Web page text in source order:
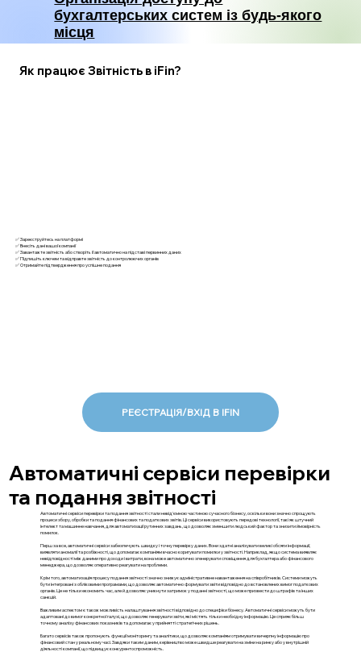
бухгалтерських систем із будь-якого
місця
Як працює Звітність в iFin?
✅ Зареєструйтесь на платформі
✅ Внесіть дані вашої компанії
✅ Завантажте звітність або створіть її автоматично на підставі первинних даних
✅ Підпишіть ключем та відправте звітність до контролюючих органів
✅ Отримайте підтвердження про успішне подання
РЕЄСТРАЦІЯ/ВХІД В IFIN
Автоматичні сервіси перевірки
та подання звітності
Автоматичні сервіси перевірки та подання звітності стали невід'ємною частиною сучасного бізнесу, оскільки вони значно спрощують
процеси збору, обробки та подання фінансових та податкових звітів. Ці сервіси використовують передові технології, такі як штучний
інтелект та машинне навчання, для автоматизації рутинних завдань, що дозволяє зменшити людський фактор та знизити ймовірність
помилок.
Перш за все, автоматичні сервіси забезпечують швидку і точну перевірку даних. Вони здатні аналізувати великі обсяги інформації,
виявляти аномалії та розбіжності, що допомагає компаніям вчасно коригувати помилки у звітності. Наприклад, якщо система виявляє
невідповідності між даними про доходи і витрати, вона може автоматично згенерувати сповіщення для бухгалтера або фінансового
менеджера, що дозволяє оперативно реагувати на проблеми.
Крім того, автоматизація процесу подання звітності значно знижує адміністративне навантаження на співробітників. Системи можуть
бути інтегровані з обліковими програмами, що дозволяє автоматично формувати звіти відповідно до встановлених вимог податкових
органів. Це не тільки економить час, але й дозволяє уникнути затримок у поданні звітності, що може призвести до штрафів та інших
санкцій.
Важливим аспектом є також можливість налаштування звітності відповідно до специфіки бізнесу. Автоматичні сервіси можуть бути
адаптовані до вимог конкретної галузі, що дозволяє генерувати звіти, які містять тільки необхідну інформацію. Це сприяє більш
точному аналізу фінансових показників та допомагає у прийнятті стратегічних рішень.
Багато сервісів також пропонують функції моніторингу та аналітики, що дозволяє компаніям отримувати вичерпну інформацію про
фінансовий стан у реальному часі. Завдяки таким даним, керівництво може швидше реагувати на зміни на ринку або у внутрішній
діяльності компанії, що підвищує конкурентоспроможність.